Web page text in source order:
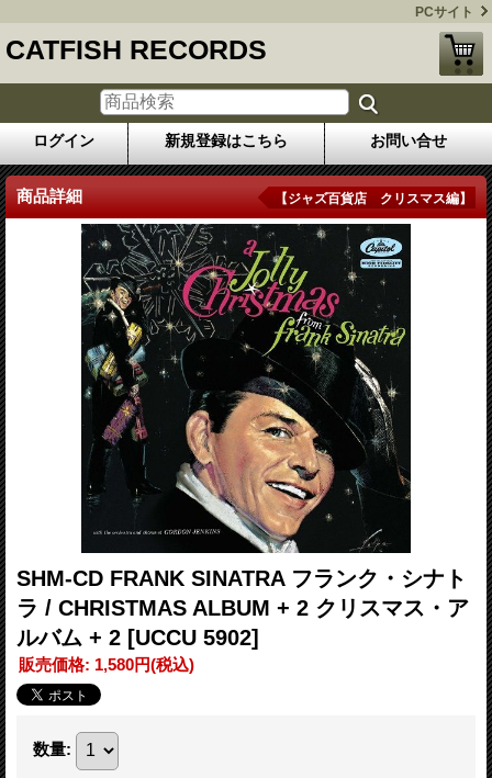
PCサイト
CATFISH RECORDS
ログイン 新規登録はこちら お問い合せ
商品詳細 【ジャズ百貨店 クリスマス編】
SHM-CD FRANK SINATRA フランク・シナト
ラ / CHRISTMAS ALBUM + 2 クリスマス・ア
ルバム + 2 [UCCU 5902]
販売価格: 1,580円(税込)
数量: